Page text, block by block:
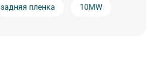
задняя пленка 10MW